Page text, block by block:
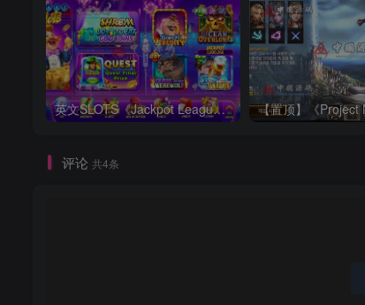
英文SLOTS《Jackpot League》源码
评论 共4条